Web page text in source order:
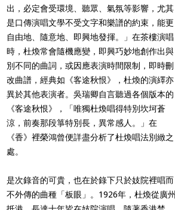
出，必定會受環境、聽眾、氣氛等影響，尤其
是口傳演唱文學不受文字和樂譜的約束，能更
自由地、隨意地、即興地發揮。」在茶樓演唱
時，杜煥常會隨機應變，即興巧妙地創作出與
別不同的曲詞，或因應表演時間限制，即時刪
改曲譜，經典如《客途秋恨》，杜煥的演繹亦
異於其他表演者。吳瑞卿自言聽過各個版本的
《客途秋恨》，「唯獨杜煥唱得特別坎坷蒼
涼，前奏那段箏特別長，異常感人。」在
《香》裡榮鴻曾便詳盡分析了杜煥唱法別緻之
處。
是次錄音的可貴，也在於錄下只於妓院裡唱而
不外傳的曲種「板眼」。1926年，杜煥從廣州